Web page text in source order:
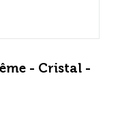
- Cristal -